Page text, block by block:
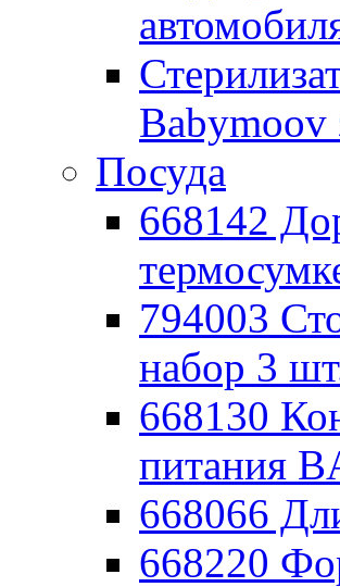
Babymoov
Посуда
668142
794003
набор 3
668130
питания
668066
668220